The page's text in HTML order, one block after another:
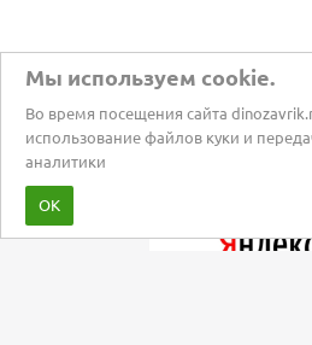
Мы используем cookie.
Во время посещения сайта
использование файлов куки и
аналитики
ОК